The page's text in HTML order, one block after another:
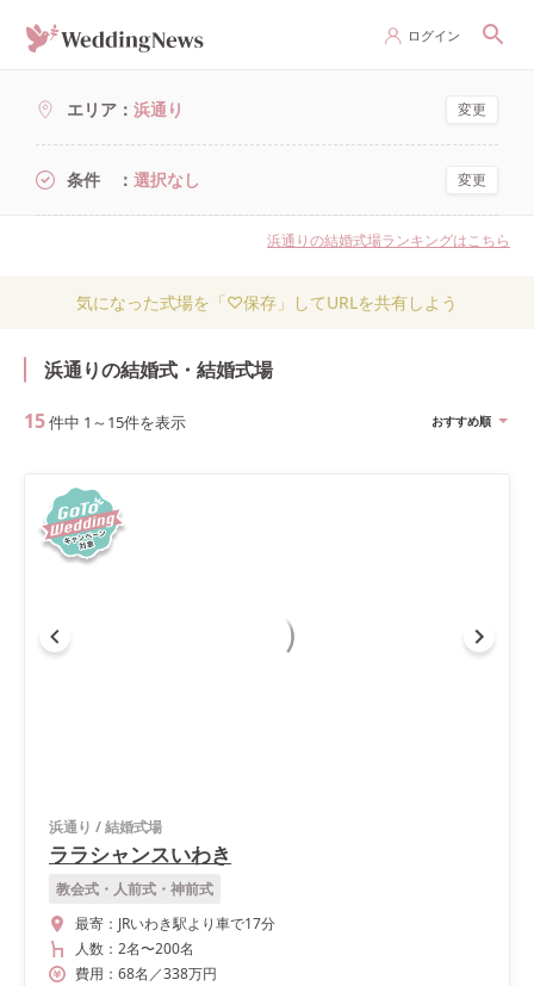
ログイン
エリア 浜通り 変更
条件 選択なし 変更
浜通りの結婚式場ランキングはこちら
気になった式場を「♡保存」してURLを共有しよう
浜通りの結婚式・結婚式場
15件中 1 ～ 15件を表示 おすすめ順
浜通り /結婚式場
ララシャンスいわき
教会式・人前式・神前式
最寄： JRいわき駅より車で17分
人数： 2名〜200名
費用： 68名 ／338万円